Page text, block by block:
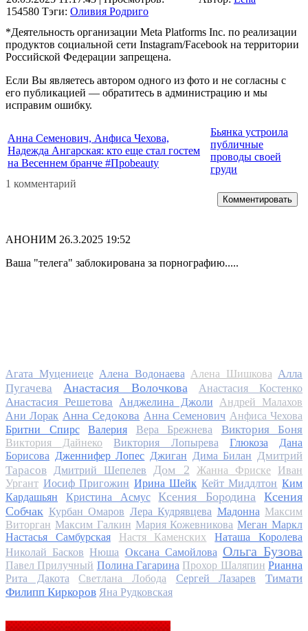
154580 Тэги: Оливия Родриго
*Деятельность организации Meta Platforms Inc. по реализации
продуктов социальной сети Instagram/Facebook на территории
Российской Федерации запрещена.
Если Вы являетесь автором одного из фото и не согласны с
его публикацией — обратитесь в администрацию и мы
исправим ошибку.
Анна Семенович, Анфиса Чехова,
Надежда Ангарская: кто еще стал гостем
на Весеннем бранче #Проbeauty
Бьянка устроила
публичные
проводы своей
груди
1 комментарий
Комментировать
АНОНИМ 26.3.2025 19:52
Ваша "телега" заблокирована за порнографию.....
Агата Муцениеце Алена Водонаева Алена Шишкова Алла
Пугачева
Анастасия Волочкова Анастасия Костенко
Анастасия Решетова Анджелина Джоли
Андрей Малахов
Ани Лорак Анна Седокова Анна Семенович Анфиса Чехова
Бритни Спирс
Валерия Вера Брежнева Виктория Боня
Виктория Дайнеко Виктория Лопырева Глюкоза
Дана
Борисова Дженнифер Лопес Джиган Дима Билан Дмитрий
Тарасов
Дмитрий Шепелев Дом 2 Жанна Фриске
Иван
Ургант Иосиф Пригожин Ирина Шейк Кейт Миддлтон Ким
Кардашьян
Кристина Асмус Ксения Бородина
Ксения
Собчак Курбан Омаров Лера Кудрявцева Мадонна Максим
Виторган Максим Галкин Мария Кожевникова Меган Маркл
Настасья Самбурская
Настя Каменских
Наташа Королева
Николай Басков Нюша Оксана Самойлова Ольга Бузова
Павел Прилучный Полина Гагарина Прохор Шаляпин Рианна
Рита Дакота
Светлана Лобода Сергей Лазарев
Тимати
Филипп Киркоров Яна Рудковская